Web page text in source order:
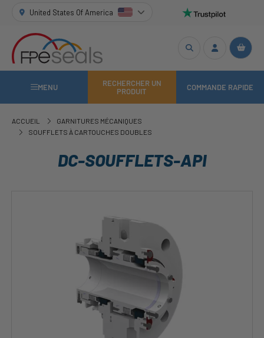
United States Of America
MENU
RECHERCHER UN
PRODUIT
COMMANDE RAPIDE
ACCUEIL
GARNITURES MÉCANIQUES
SOUFFLETS À CARTOUCHES DOUBLES
DC-SOUFFLETS-API